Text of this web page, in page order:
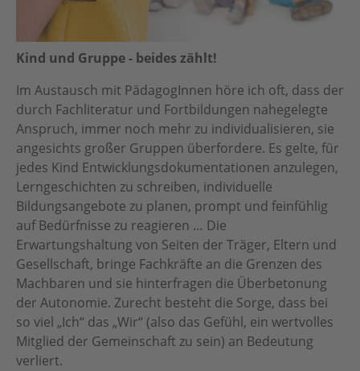
Kind und Gruppe - beides zählt!
Im Austausch mit PädagogInnen höre ich oft, dass der
durch Fachliteratur und Fortbildungen nahegelegte
Anspruch, immer noch mehr zu individualisieren, sie
angesichts großer Gruppen überfordere. Es gelte, für
jedes Kind Entwicklungsdokumentationen anzulegen,
Lerngeschichten zu schreiben, individuelle
Bildungsangebote zu planen, prompt und feinfühlig
auf Bedürfnisse zu reagieren … Die
Erwartungshaltung von Seiten der Träger, Eltern und
Gesellschaft, bringe Fachkräfte an die Grenzen des
Machbaren und sie hinterfragen die Überbetonung
der Autonomie. Zurecht besteht die Sorge, dass bei
so viel „Ich“ das „Wir“ (also das Gefühl, ein wertvolles
Mitglied der Gemeinschaft zu sein) an Bedeutung
verliert.